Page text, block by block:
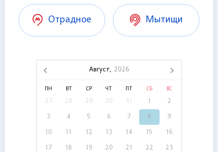
Отрадное Мытищи
Август, 2026
ПН ВТ СР ЧТ СБ ВС
27 28 29 30 31 1 2
3 4 5 6 7 8 9
10 11 12 13 14 15 16
17 18 19 20 21 22 23